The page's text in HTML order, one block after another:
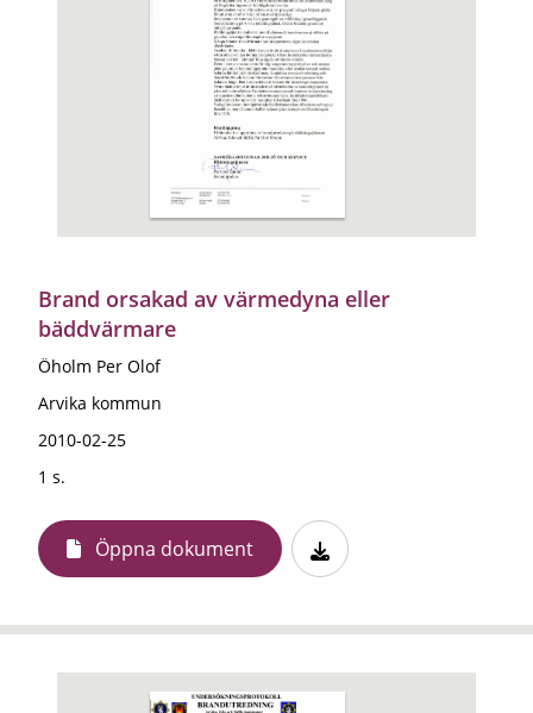
Brand orsakad av värmedyna eller
bäddvärmare
Öholm Per Olof
Arvika kommun
2010-02-25
1 s.
Öppna dokument